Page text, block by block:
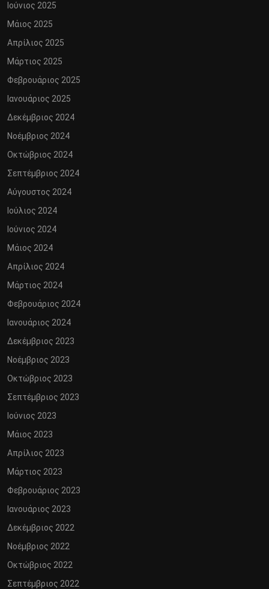
Ιούνιος 2025
Μάιος 2025
Απρίλιος 2025
Μάρτιος 2025
Φεβρουάριος 2025
Ιανουάριος 2025
Δεκέμβριος 2024
Νοέμβριος 2024
Οκτώβριος 2024
Σεπτέμβριος 2024
Αύγουστος 2024
Ιούλιος 2024
Ιούνιος 2024
Μάιος 2024
Απρίλιος 2024
Μάρτιος 2024
Φεβρουάριος 2024
Ιανουάριος 2024
Δεκέμβριος 2023
Νοέμβριος 2023
Οκτώβριος 2023
Σεπτέμβριος 2023
Ιούνιος 2023
Μάιος 2023
Απρίλιος 2023
Μάρτιος 2023
Φεβρουάριος 2023
Ιανουάριος 2023
Δεκέμβριος 2022
Νοέμβριος 2022
Οκτώβριος 2022
Σεπτέμβριος 2022